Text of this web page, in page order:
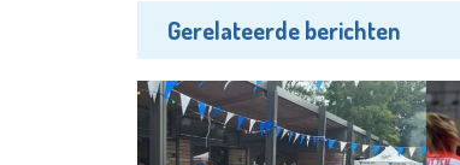
Gerelateerde berichten